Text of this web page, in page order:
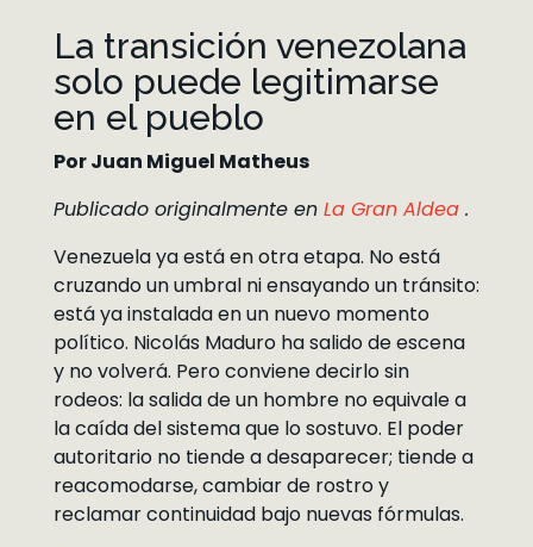
La transición venezolana
solo puede legitimarse
en el pueblo
Por Juan Miguel Matheus
Publicado originalmente en La Gran Aldea .
Venezuela ya está en otra etapa. No está
cruzando un umbral ni ensayando un tránsito:
está ya instalada en un nuevo momento
político. Nicolás Maduro ha salido de escena
y no volverá. Pero conviene decirlo sin
rodeos: la salida de un hombre no equivale a
la caída del sistema que lo sostuvo. El poder
autoritario no tiende a desaparecer; tiende a
reacomodarse, cambiar de rostro y
reclamar continuidad bajo nuevas fórmulas.